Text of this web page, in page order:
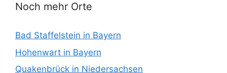
Noch mehr Orte
Bad Staffelstein in Bayern
Hohenwart in Bayern
Quakenbrück in Niedersachsen